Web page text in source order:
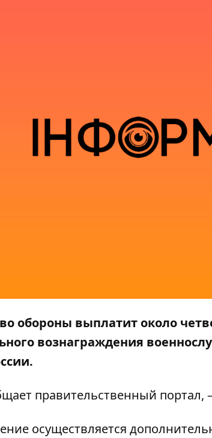
обороны выплатит около
вознаграждения
правительственный портал,
осуществляется